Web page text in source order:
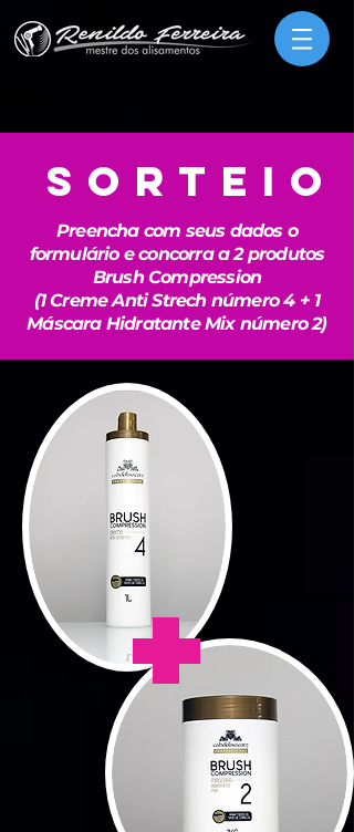
SORTEIO
Preencha com seus dados o
formulário e concorra a 2 produtos
Brush Compression
(1 Creme Anti Strech número 4 + 1
Máscara Hidratante Mix número 2)
+